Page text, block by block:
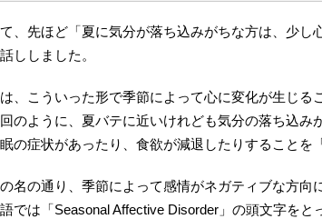
、先ほど「夏に気分が落ち込みがちな方は、少し
ししました。
、こういった形で季節によって心に変化が生じる
のように、夏バテに近いけれども気分の落ち込み
の症状があったり、食欲が減退したりすることを
名の通り、季節によって感情がネガティブな方向
では「Seasonal Affective Disorder」の頭文字をと